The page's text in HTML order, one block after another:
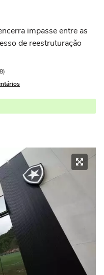
impasse entre as
de reestruturação